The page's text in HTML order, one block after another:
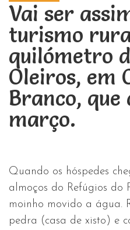
Vai ser
turismo
quilómetro
Oleiros, em
Branco, que
março.
Quando os hóspedes
almoços do Refúgios do
moinho movido a água.
pedra (casa de xisto) e